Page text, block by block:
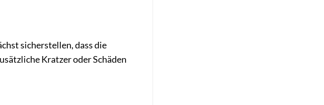
sicherstellen, dass die
Kratzer oder Schäden